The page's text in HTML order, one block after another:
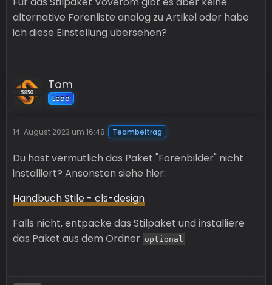
alternative Forenliste analog zu Artikel oder habe
ich diese Einstellung übersehen?
Tom
Lead
14. August 2023 um 16:48 Teambeitrag
Du hast vermutlich das Paket "Forenbilder" nicht
installiert? Ansonsten siehe hier:
Handbuch Stile - cls-design
Falls nicht, entpacke das Stilpaket und installiere
das Paket aus dem Ordner optional